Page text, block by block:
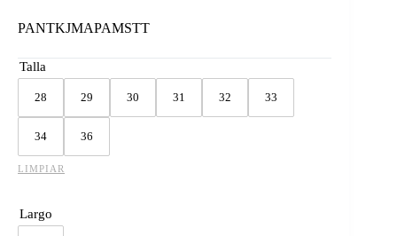
PANTKJMAPAMSTT
Talla
28 29 30 31 32 33
34 36
LIMPIAR
Largo